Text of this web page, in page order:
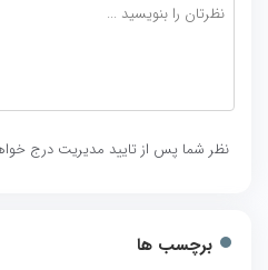
نظر شما پس از تایید مدیریت درج
برچسب ها